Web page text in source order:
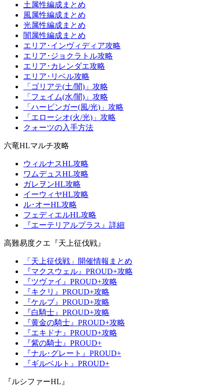
土属性編成まとめ
風属性編成まとめ
光属性編成まとめ
闇属性編成まとめ
エリア･インヴィディア攻略
エリア･ジョクラトル攻略
エリア･カレンダエ攻略
エリア･リベル攻略
「ゴリアテ(土/闇)」攻略
「フェイム(水/闇)」攻略
「ハービンガー(風/光)」攻略
「エローシオ(火/光)」攻略
クォーツの入手方法
六竜HLマルチ攻略
ウィルナスHL攻略
ワムデュスHL攻略
ガレヲンHL攻略
イーウィヤHL攻略
ル･オーHL攻略
フェディエルHL攻略
『エーテリアルプラス』詳細
高難易度クエ『天上征伐戦』
「天上征伐戦」開催情報まとめ
『マクスウェル』PROUD+攻略
『ツヴァイ』PROUD+攻略
『キクリ』PROUD+攻略
『ケルブ』PROUD+攻略
『白騎士』PROUD+攻略
『黄金の騎士』PROUD+攻略
『エキドナ』PROUD+攻略
『紫の騎士』PROUD+
『ナル･グレート』PROUD+
『ギルベルト』PROUD+
『ルシファーHL』